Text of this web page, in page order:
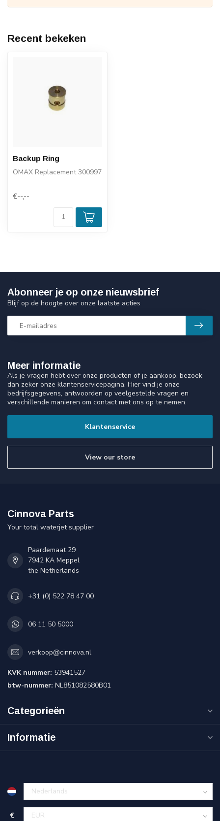
Recent bekeken
Backup Ring
OMAX Replacement 300997
€--,--
Meer informatie
Als je vragen hebt over onze producten of je aankoop, bezoek
dan zeker onze klantenservicepagina. Hier vind je onze
bedrijfsgegevens, antwoorden op veelgestelde vragen en
verschillende manieren om contact met ons op te nemen.
Klantenservice
View our store
Abonneer je op onze nieuwsbrief
Blijf op de hoogte over onze laatste acties
Cinnova Parts
Your total waterjet supplier
Paardemaat 29
7942 KA Meppel
the Netherlands
+31 (0) 522 78 47 00
06 11 50 5000
verkoop@cinnova.nl
KVK nummer: 53941527
btw-nummer: NL851082580B01
Categorieën
Informatie
€